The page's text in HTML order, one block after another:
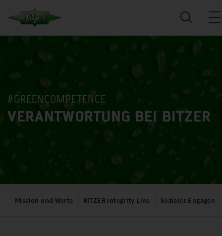
#GREENCOMPETENCE
VERANTWORTUNG BEI BITZER
Mission und Werte BITZER Integrity Line Soziales